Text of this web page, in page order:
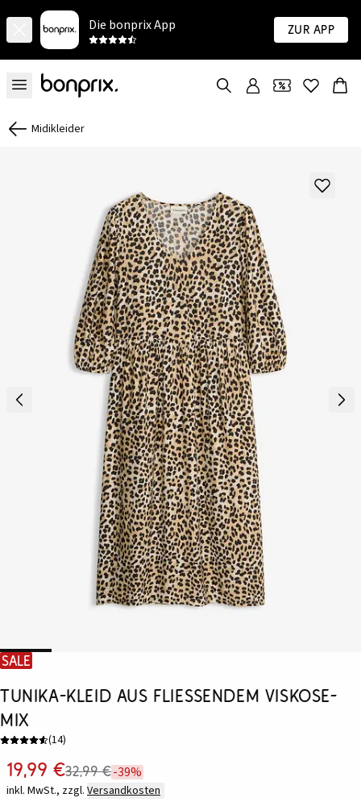
Die bonprix App Zur App
Midikleider
SALE
Tunika-Kleid aus fließendem Viskose-
Mix
(14)
19,99 €32,99 €-39%
inkl. MwSt., zzgl. Versandkosten